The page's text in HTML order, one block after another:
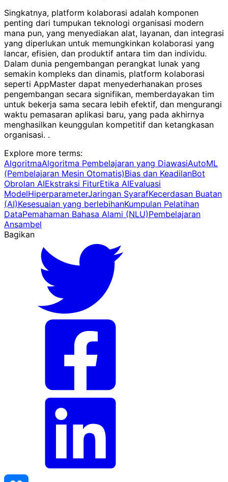
Singkatnya, platform kolaborasi adalah komponen
penting dari tumpukan teknologi organisasi modern
mana pun, yang menyediakan alat, layanan, dan integrasi
yang diperlukan untuk memungkinkan kolaborasi yang
lancar, efisien, dan produktif antara tim dan individu.
Dalam dunia pengembangan perangkat lunak yang
semakin kompleks dan dinamis, platform kolaborasi
seperti AppMaster dapat menyederhanakan proses
pengembangan secara signifikan, memberdayakan tim
untuk bekerja sama secara lebih efektif, dan mengurangi
waktu pemasaran aplikasi baru, yang pada akhirnya
menghasilkan keunggulan kompetitif dan ketangkasan
organisasi. .
Explore more terms:
AlgoritmaAlgoritma Pembelajaran yang DiawasiAutoML
(Pembelajaran Mesin Otomatis)Bias dan KeadilanBot
Obrolan AIEkstraksi FiturEtika AIEvaluasi
ModelHiperparameterJaringan SyarafKecerdasan Buatan
(AI)Kesesuaian yang berlebihanKumpulan Pelatihan
DataPemahaman Bahasa Alami (NLU)Pembelajaran
Ansambel
Bagikan